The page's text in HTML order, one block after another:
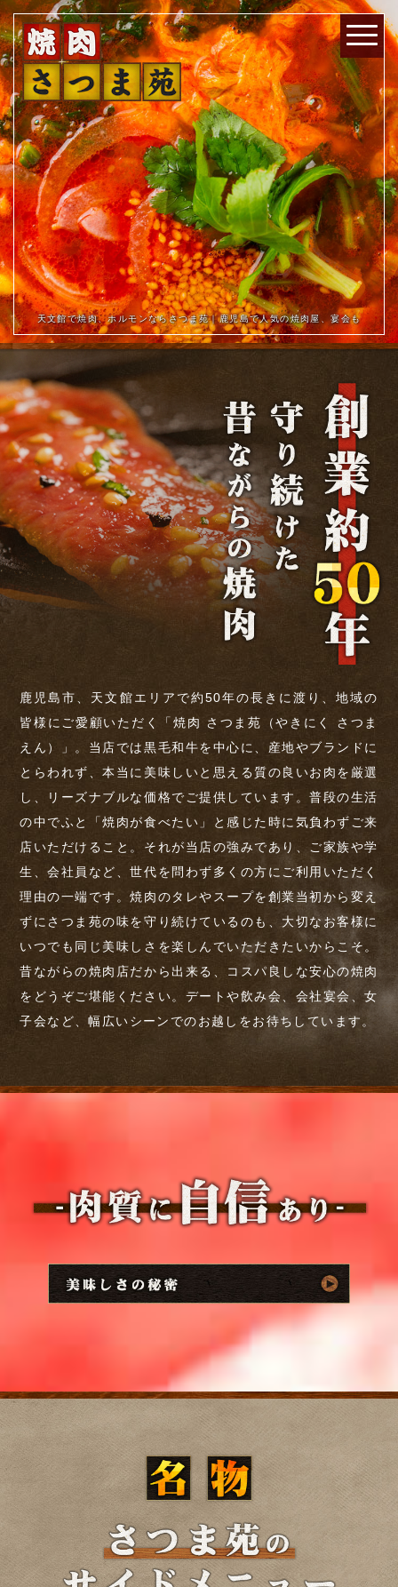
天文館で焼肉、ホルモンならさつま苑｜鹿児島で人気の焼肉屋、宴会も
鹿児島市、天文館エリアで約50年の長きに渡り、地域の
皆様にご愛顧いただく「焼肉 さつま苑（やきにく さつま
えん）」。当店では黒毛和牛を中心に、産地やブランドに
とらわれず、本当に美味しいと思える質の良いお肉を厳選
し、リーズナブルな価格でご提供しています。普段の生活
の中でふと「焼肉が食べたい」と感じた時に気負わずご来
店いただけること。それが当店の強みであり、ご家族や学
生、会社員など、世代を問わず多くの方にご利用いただく
理由の一端です。焼肉のタレやスープを創業当初から変え
ずにさつま苑の味を守り続けているのも、大切なお客様に
いつでも同じ美味しさを楽しんでいただきたいからこそ。
昔ながらの焼肉店だから出来る、コスパ良しな安心の焼肉
をどうぞご堪能ください。デートや飲み会、会社宴会、女
子会など、幅広いシーンでのお越しをお待ちしています。